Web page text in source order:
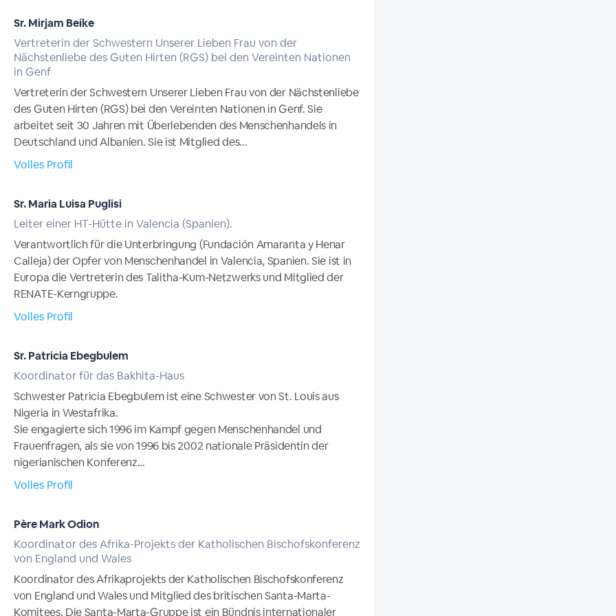
Sr. Mirjam Beike
Vertreterin der Schwestern Unserer Lieben Frau von der
Nächstenliebe des Guten Hirten (RGS) bei den Vereinten Nationen
in Genf
Vertreterin der Schwestern Unserer Lieben Frau von der Nächstenliebe
des Guten Hirten (RGS) bei den Vereinten Nationen in Genf. Sie
arbeitet seit 30 Jahren mit Überlebenden des Menschenhandels in
Deutschland und Albanien. Sie ist Mitglied des...
Volles Profil
Sr. Maria Luisa Puglisi
Leiter einer HT-Hütte in Valencia (Spanien).
Verantwortlich für die Unterbringung (Fundación Amaranta y Henar
Calleja) der Opfer von Menschenhandel in Valencia, Spanien. Sie ist in
Europa die Vertreterin des Talitha-Kum-Netzwerks und Mitglied der
RENATE-Kerngruppe.
Volles Profil
Sr. Patricia Ebegbulem
Koordinator für das Bakhita-Haus
Schwester Patricia Ebegbulem ist eine Schwester von St. Louis aus
Nigeria in Westafrika.
Sie engagierte sich 1996 im Kampf gegen Menschenhandel und
Frauenfragen, als sie von 1996 bis 2002 nationale Präsidentin der
nigerianischen Konferenz...
Volles Profil
Père Mark Odion
Koordinator des Afrika-Projekts der Katholischen Bischofskonferenz
von England und Wales
Koordinator des Afrikaprojekts der Katholischen Bischofskonferenz
von England und Wales und Mitglied des britischen Santa-Marta-
Komitees. Die Santa-Marta-Gruppe ist ein Bündnis internationaler